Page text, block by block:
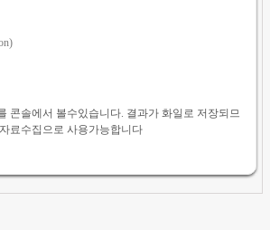
콘솔에서 볼수있습니다. 결과가 화일로 저장되므
료수집으로 사용가능합니다